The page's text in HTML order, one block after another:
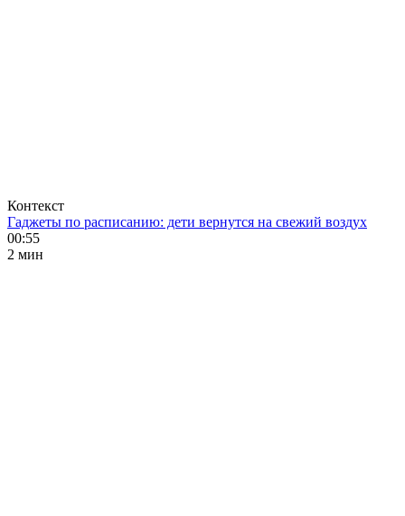
Контекст
Гаджеты по расписанию: дети вернутся на свежий воздух
00:55
2 мин